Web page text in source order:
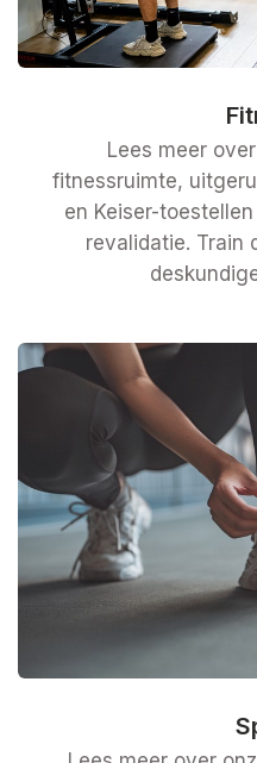
Lees meer
fitnessruimte,
en Keiser-
revalidatie. Train